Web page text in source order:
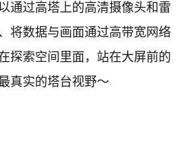
通过高塔上的高清摄像头和雷
将数据与画面通过高带宽网络
探索空间里面，站在大屏前的
真实的塔台视野～